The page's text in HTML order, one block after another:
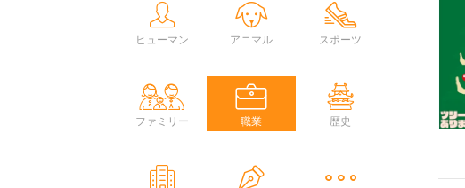
ヒューマン アニマル スポーツ
ファミリー 職業 歴史